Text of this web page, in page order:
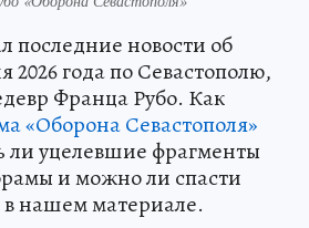
последние новости об
2026 года по Севастополю,
Франца Рубо. Как
«Оборона Севастополя»
ли уцелевшие фрагменты
и можно ли спасти
в нашем материале.